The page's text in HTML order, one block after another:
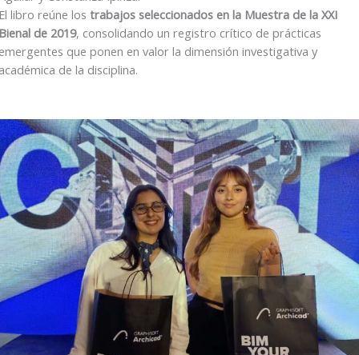
libro reúne los trabajos seleccionados en la Muestra de la XXI
de 2019, consolidando un registro crítico de prácticas
que ponen en valor la dimensión investigativa y
de la disciplina.